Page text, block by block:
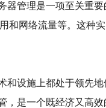
器管理是一项至关重
和网络流量等。这种
和设施上都处于领先
，是一个既经济又高